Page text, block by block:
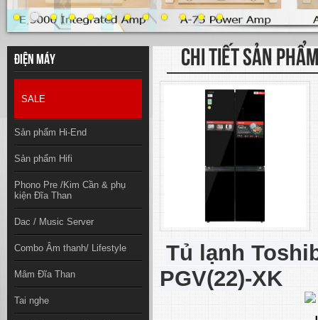
Điện máy
SALE
Sản phẩm Hi-End
Sản phẩm Hifi
Phono Pre /Kim Cần & phụ
kiện Đĩa Than
Dac / Music Server
Combo Âm thanh/ Lifestyle
Mâm Đĩa Than
Tai nghe
CHI TIẾT SẢN PHẨM
Tủ lạnh
PGV(22)-XK